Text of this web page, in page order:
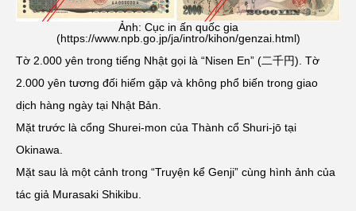
Ảnh: Cục in ấn quốc gia
(https://www.npb.go.jp/ja/intro/kihon/genzai.html)
Tờ 2.000 yên trong tiếng Nhật gọi là “Nisen En” (二千円). Tờ
2.000 yên tương đối hiếm gặp và không phổ biến trong giao
dịch hàng ngày tại Nhật Bản.
Mặt trước là cổng Shurei-mon của Thành cổ Shuri-jō tại
Okinawa.
Mặt sau là một cảnh trong “Truyện kể Genji” cùng hình ảnh của
tác giả Murasaki Shikibu.